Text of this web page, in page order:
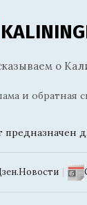
о
и обратная
предназначен
|